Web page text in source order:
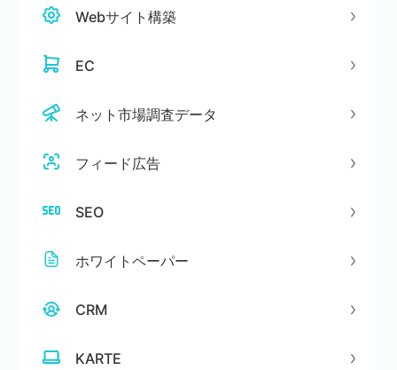
Webサイト構築
EC
ネット市場調査データ
フィード広告
SEO
ホワイトペーパー
CRM
KARTE